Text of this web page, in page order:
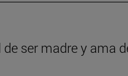
ser madre y ama